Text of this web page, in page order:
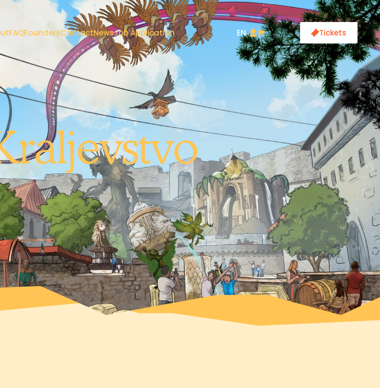
FAQFoundersContactNewsJob Application EN Tickets